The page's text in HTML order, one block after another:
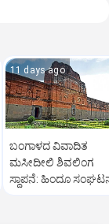
11 days ago
ಬಂಗಾಳದ ವಿವಾದಿತ
ಮಸೀದೀಲಿ ಶಿವಲಿಂಗ
ಸ್ಥಾಪನೆ: ಹಿಂದೂ